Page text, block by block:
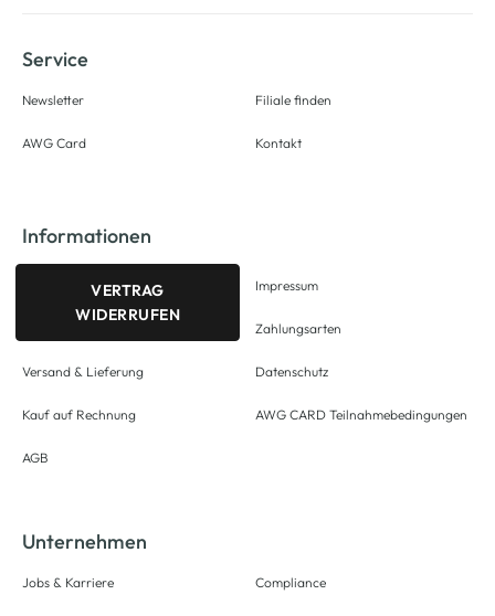
Service
Newsletter
AWG Card
Filiale finden
Kontakt
Informationen
VERTRAG
WIDERRUFEN
Versand & Lieferung
Kauf auf Rechnung
AGB
Impressum
Zahlungsarten
Datenschutz
AWG CARD Teilnahmebedingungen
Unternehmen
Jobs & Karriere Compliance